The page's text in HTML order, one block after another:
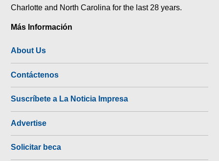
Charlotte and North Carolina for the last 28 years.
Más Información
About Us
Contáctenos
Suscríbete a La Noticia Impresa
Advertise
Solicitar beca